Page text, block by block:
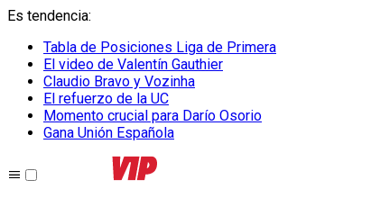
Es tendencia:
Tabla de Posiciones Liga de Primera
El video de Valentín Gauthier
Claudio Bravo y Vozinha
El refuerzo de la UC
Momento crucial para Darío Osorio
Gana Unión Española